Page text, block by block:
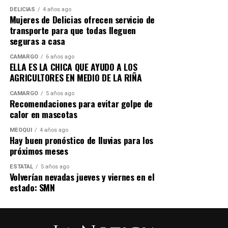
la reforma es un paso necesario para construir un
sistema efectivo en la impartición de justicia, fortalecer
la confianza ciudadana y garantizar que la investigación
de los delitos responda exclusivamente a criterios
jurídicos y técnicos. Una Fiscalía que sirva a la justicia,
proteja a las víctimas y combata la impunidad con
independencia, profesionalismo y firmeza.
DELICIAS 4 años ago
Mujeres de Delicias ofrecen servicio de
transporte para que todas lleguen
seguras a casa
CAMARGO 6 años ago
ELLA ES LA CHICA QUE AYUDO A LOS
AGRICULTORES EN MEDIO DE LA RIÑA
CAMARGO 5 años ago
Recomendaciones para evitar golpe de
calor en mascotas
MEOQUI 4 años ago
Hay buen pronóstico de lluvias para los
próximos meses
ESTATAL 5 años ago
Volverían nevadas jueves y viernes en el
estado: SMN